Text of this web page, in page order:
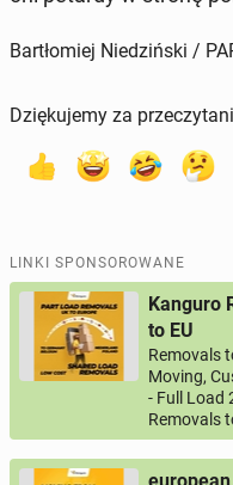
Bartłomiej Niedziński /
Dziękujemy za
LINKI SPONSOROWANE
Kanguro
to EU
Removals
Moving,
- Full Load
Removals